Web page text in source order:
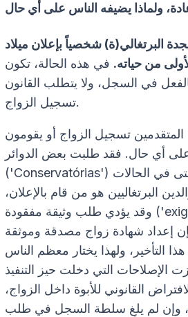
ولماذا يضيفه الناس على أي حال
البرتغالي(ة) شخصياً بإعلان ميلاد
من حياته. في هذه الحالة، تكون
في السجل، ولا يتطلب القانون
تسجيل الزواج.
تسجيل الزواج أو يقومون
أي حال. فقد طلبت بعض الدوائر
('Conservatórias') تقديم شهادة الزواج حتى في الحالات
البرتغاليين هو من قام بالإعلان،
وقد يؤدي طلب وثيقة مفقودة ('exigência') إلى تأخير
إعداد شهادة زواج مصدقة وموثقة
التأخير، ولهذا يختار معظم الناس
الإصلاحات التي دخلت حيز التنفيذ
1978 من الافتراض القانوني للأبوة داخل الزواج،
وإن لم يلغِ سلطة السجل في طلب